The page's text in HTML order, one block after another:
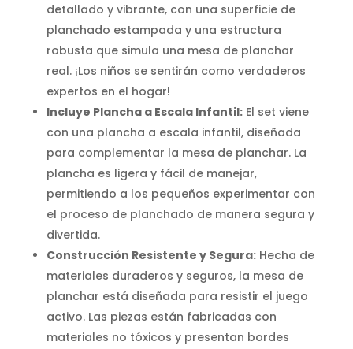
detallado y vibrante, con una superficie de
planchado estampada y una estructura
robusta que simula una mesa de planchar
real. ¡Los niños se sentirán como verdaderos
expertos en el hogar!
Incluye Plancha a Escala Infantil:El set viene
con una plancha a escala infantil, diseñada
para complementar la mesa de planchar. La
plancha es ligera y fácil de manejar,
permitiendo a los pequeños experimentar con
el proceso de planchado de manera segura y
divertida.
Construcción Resistente y Segura:Hecha de
materiales duraderos y seguros, la mesa de
planchar está diseñada para resistir el juego
activo. Las piezas están fabricadas con
materiales no tóxicos y presentan bordes